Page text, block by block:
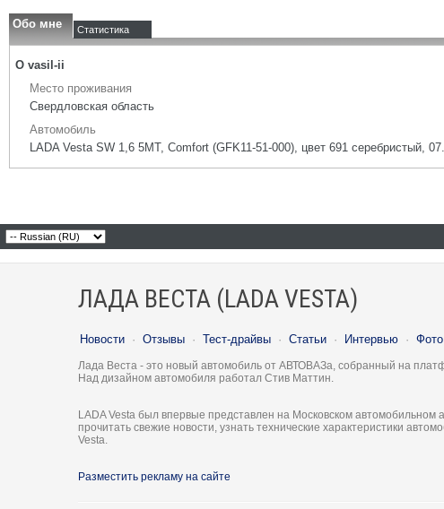
Обо мне Статистика
О vasil-ii
Место проживания
Свердловская область
Автомобиль
LADA Vesta SW 1,6 5МТ, Comfort (GFK11-51-000), цвет 691 серебристый,
ЛАДА ВЕСТА (LADA VESTA)
Новости · Отзывы · Тест-драйвы · Статьи · Интервью · Фото
Лада Веста - это новый автомобиль от АВТОВАЗа, собранный на
Над дизайном автомобиля работал Стив Маттин.
LADA Vesta был впервые представлен на Московском
прочитать свежие новости, узнать технические характеристики
Vesta.
Разместить рекламу на сайте